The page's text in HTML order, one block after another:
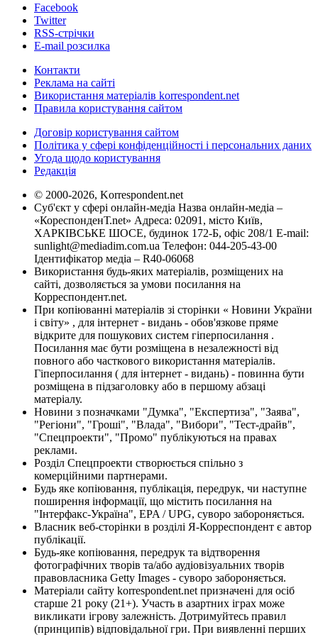
Facebook
Twitter
RSS-стрічки
E-mail розсилка
Контакти
Реклама на сайті
Використання матеріалів korrespondent.net
Правила користування сайтом
Договір користування сайтом
Політика у сфері конфіденційності і персональних даних
Угода щодо користування
Редакція
© 2000-2026, Korrespondent.net
Суб'єкт у сфері онлайн-медіа Назва онлайн-медіа –
«КореспонденТ.net» Адреса: 02091, місто Київ,
ХАРКІВСЬКЕ ШОСЕ, будинок 172-Б, офіс 208/1 E-mail:
sunlight@mediadim.com.ua Телефон: 044-205-43-00
Ідентифікатор медіа – R40-06068
Використання будь-яких матеріалів, розміщених на
сайті, дозволяється за умови посилання на
Корреспондент.net.
При копіюванні матеріалів зі сторінки « Новини України
і світу» , для інтернет - видань - обов'язкове пряме
відкрите для пошукових систем гіперпосилання .
Посилання має бути розміщена в незалежності від
повного або часткового використання матеріалів.
Гіперпосилання ( для інтернет - видань) - повинна бути
розміщена в підзаголовку або в першому абзаці
матеріалу.
Новини з позначками "Думка", "Експертиза", "Заява",
"Регіони", "Гроші", "Влада", "Вибори", "Тест-драйв",
"Спецпроекти", "Промо" публікуються на правах
реклами.
Розділ Спецпроекти створюється спільно з
комерційними партнерами.
Будь яке копіювання, публікація, передрук, чи наступне
поширення інформації, що містить посилання на
"Інтерфакс-Україна", EPA / UPG, суворо забороняється.
Власник веб-сторінки в розділі Я-Корреспондент є автор
публікації.
Будь-яке копіювання, передрук та відтворення
фотографічних творів та/або аудіовізуальних творів
правовласника Getty Images - суворо забороняється.
Матеріали сайту korrespondent.net призначені для осіб
старше 21 року (21+). Участь в азартних іграх може
викликати ігрову залежність. Дотримуйтесь правил
(принципів) відповідальної гри. При виявленні перших